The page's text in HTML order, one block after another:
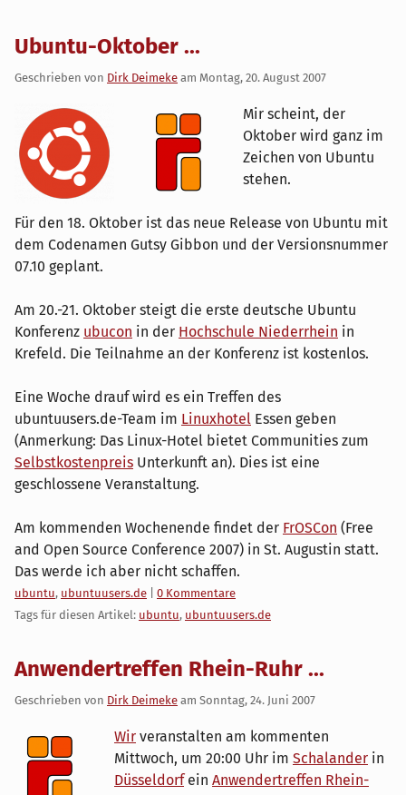
Ubuntu-Oktober ...
Geschrieben von Dirk Deimeke am Montag, 20. August 2007
Mir scheint, der
Oktober wird ganz im
Zeichen von Ubuntu
stehen.
Für den 18. Oktober ist das neue Release von Ubuntu mit
dem Codenamen Gutsy Gibbon und der Versionsnummer
07.10 geplant.
Am 20.-21. Oktober steigt die erste deutsche Ubuntu
Konferenz ubucon in der Hochschule Niederrhein in
Krefeld. Die Teilnahme an der Konferenz ist kostenlos.
Eine Woche drauf wird es ein Treffen des
ubuntuusers.de-Team im Linuxhotel Essen geben
(Anmerkung: Das Linux-Hotel bietet Communities zum
Selbstkostenpreis Unterkunft an). Dies ist eine
geschlossene Veranstaltung.
Am kommenden Wochenende findet der FrOSCon (Free
and Open Source Conference 2007) in St. Augustin statt.
Das werde ich aber nicht schaffen.
Kategorien:
ubuntu, ubuntuusers.de
0 Kommentare
Tags für diesen Artikel: ubuntu, ubuntuusers.de
Anwendertreffen Rhein-Ruhr ...
Geschrieben von Dirk Deimeke am Sonntag, 24. Juni 2007
Wir veranstalten am kommenten
Mittwoch, um 20:00 Uhr im Schalander in
Düsseldorfein Anwendertreffen Rhein-